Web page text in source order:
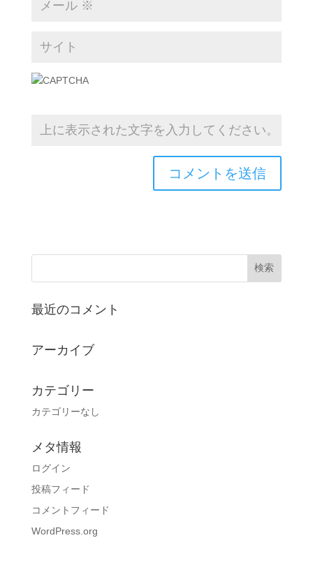
最近のコメント
アーカイブ
カテゴリー
カテゴリーなし
メタ情報
ログイン
投稿フィード
コメントフィード
WordPress.org